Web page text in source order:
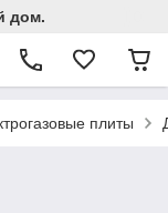
дом.
плиты